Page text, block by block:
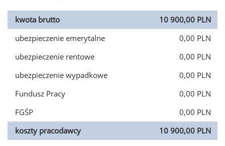
kwota brutto
10 900,00 PLN
ubezpieczenie emerytalne
0,00 PLN
ubezpieczenie rentowe
0,00 PLN
ubezpieczenie wypadkowe
0,00 PLN
Fundusz Pracy
0,00 PLN
FGŚP
0,00 PLN
koszty pracodawcy
10 900,00 PLN